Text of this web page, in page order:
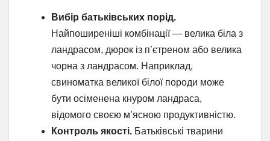
Вибір батьківських порід.
Найпоширеніші комбінації — велика біла з
ландрасом, дюрок із п’єтреном або велика
чорна з ландрасом. Наприклад,
свиноматка великої білої породи може
бути осіменена кнуром ландраса,
відомого своєю м’ясною продуктивністю.
Контроль якості. Батьківські тварини